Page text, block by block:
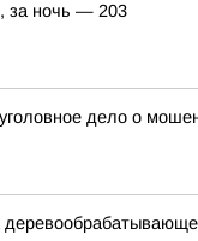
за ночь — 203
дело о